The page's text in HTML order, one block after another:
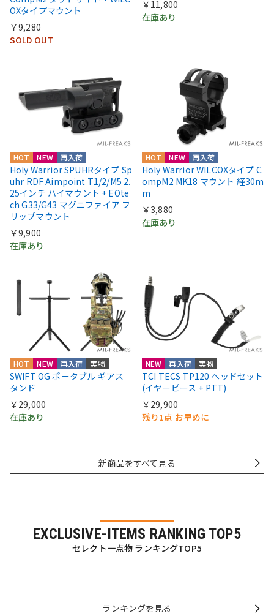
OXタイプマウント
￥9,280
SOLD OUT
￥11,800
在庫あり
HOT NEW 再入荷
Holy Warrior SPUHRタイプ Sp
uhr RDF Aimpoint T1/2/M5 2.
25インチ ハイマウント + EOte
ch G33/G43 マグニファイア フ
リップマウント
￥9,900
在庫あり
HOT NEW 再入荷
Holy Warrior WILCOXタイプ C
ompM2 MK18 マウント 経30m
m
￥3,880
在庫あり
HOT NEW 再入荷 実物
SWIFT OG ポータブル ギアス
タンド
￥29,000
在庫あり
NEW 再入荷 実物
TCI TECS TP120 ヘッドセット
(イヤーピース + PTT)
￥29,900
残り1点 お早めに
新商品をすべて見る
EXCLUSIVE-ITEMS RANKING TOP5
セレクト一点物 ランキングTOP5
ランキングを見る